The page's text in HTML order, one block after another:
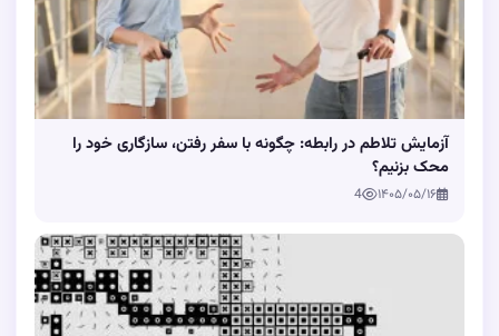
آزمایش تلاطم در رابطه: چگونه با سفر رفتن، سازگاری خود را
محک بزنیم؟
۱۴۰۵/۰۵/۱۶ 4